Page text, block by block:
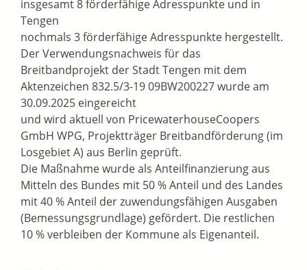
insgesamt 8 förderfähige Adresspunkte und in
Tengen
nochmals 3 förderfähige Adresspunkte hergestellt.
Der Verwendungsnachweis für das
Breitbandprojekt der Stadt Tengen mit dem
Aktenzeichen 832.5/3-19 09BW200227 wurde am
30.09.2025 eingereicht
und wird aktuell von PricewaterhouseCoopers
GmbH WPG, Projektträger Breitbandförderung (im
Losgebiet A) aus Berlin geprüft.
Die Maßnahme wurde als Anteilfinanzierung aus
Mitteln des Bundes mit 50 % Anteil und des Landes
mit 40 % Anteil der zuwendungsfähigen Ausgaben
(Bemessungsgrundlage) gefördert. Die restlichen
10 % verbleiben der Kommune als Eigenanteil.